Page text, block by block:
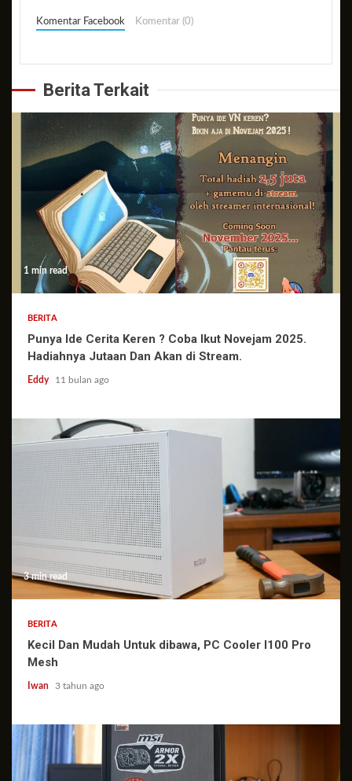
Komentar Facebook Komentar (0)
Berita Terkait
1 min read
BERITA
Punya Ide Cerita Keren ? Coba Ikut Novejam 2025.
Hadiahnya Jutaan Dan Akan di Stream.
Eddy 11 bulan ago
3 min read
BERITA
Kecil Dan Mudah Untuk dibawa, PC Cooler I100 Pro
Mesh
Iwan 3 tahun ago